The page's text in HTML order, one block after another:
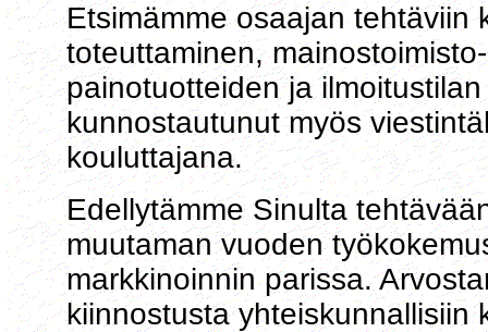
Etsimämme osaajan tehtäviin
toteuttaminen,
painotuotteiden ja
kunnostautunut myös
kouluttajana.
Edellytämme Sinulta
muutaman vuoden
markkinoinnin parissa.
kiinnostusta yhteiskunnallisiin